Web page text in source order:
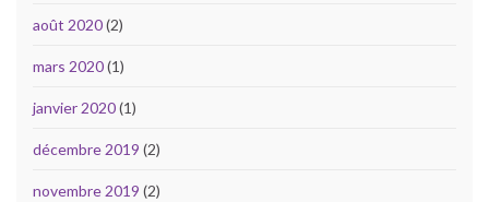
août 2020(2)
mars 2020(1)
janvier 2020(1)
décembre 2019 (2)
novembre 2019 (2)